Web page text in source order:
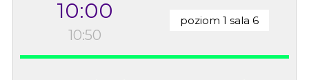
10:00
10:50
poziom 1 sala 6